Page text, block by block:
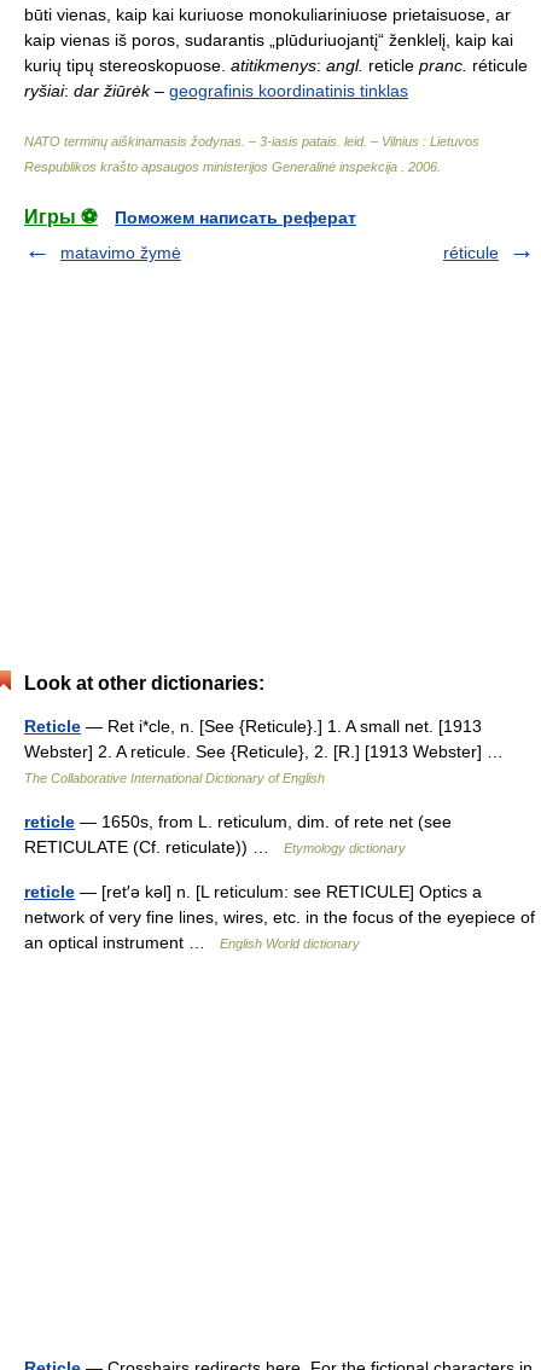
būti vienas, kaip kai kuriuose monokuliariniuose prietaisuose, ar
kaip vienas iš poros, sudarantis „plūduriuojantį“ ženklelį, kaip kai
kurių tipų stereoskopuose. atitikmenys: angl. reticle pranc. réticule
ryšiai: dar žiūrėk– geografinis koordinatinis tinklas
NATO terminų aiškinamasis žodynas. – 3-iasis patais. leid. – Vilnius : Lietuvos
Respublikos krašto apsaugos ministerijos Generalinė inspekcija
2006
Игры ⚽
Поможем написать реферат
matavimo žymė
réticule
Look at other dictionaries:
Reticle — Ret i*cle, n. [See {Reticule}.] 1. A small net. [1913
Webster] 2. A reticule. See {Reticule}, 2. [R.] [1913 Webster] …
The Collaborative International Dictionary of English
reticle — 1650s, from L. reticulum, dim. of rete net (see
RETICULATE (Cf. reticulate)) …
Etymology dictionary
reticle — [ret′ə kəl] n. [L reticulum: see RETICULE] Optics a
network of very fine lines, wires, etc. in the focus of the eyepiece of
an optical instrument …
English World dictionary